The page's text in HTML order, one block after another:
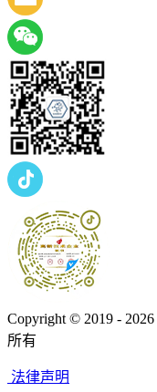
Copyright © 2019 - 2026
所有
法律声明